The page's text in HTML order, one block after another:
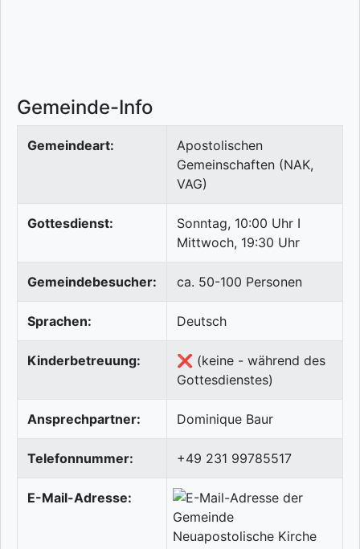
Gemeinde-Info
Gemeindeart:
Apostolischen
Gemeinschaften (NAK,
VAG)
Gottesdienst:
Sonntag, 10:00 Uhr I
Mittwoch, 19:30 Uhr
Gemeindebesucher: ca. 50-100 Personen
Sprachen: Deutsch
Kinderbetreuung:
❌ (keine - während des
Gottesdienstes)
Ansprechpartner: Dominique Baur
Telefonnummer: +49 231 99785517
E-Mail-Adresse: